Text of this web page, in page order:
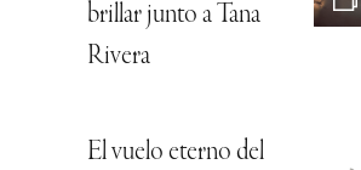
brillar junto a Tana
Rivera
El vuelo eterno del